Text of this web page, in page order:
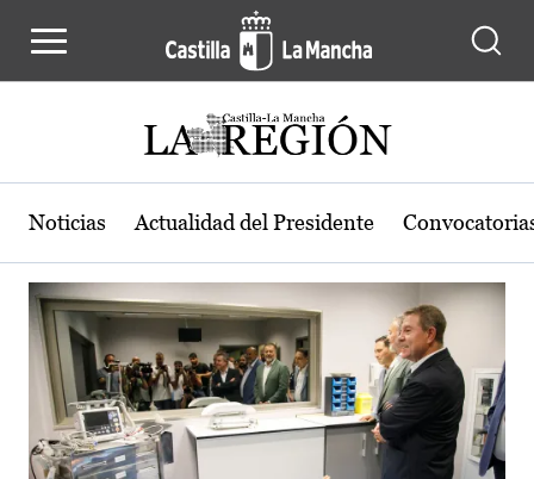
Actualidad de la región de Castilla-
Noticias Actualidad del Presidente